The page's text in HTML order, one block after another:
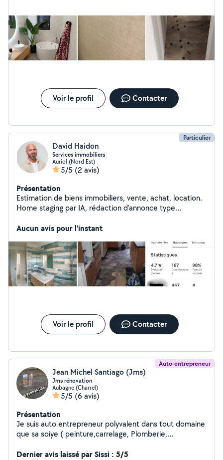
Voir le profil Contacter
Particulier
David Haidon
Services immobiliers
Auriol (Nord Est)
5/5 (2 avis)
Présentation
Estimation de biens immobiliers, vente, achat, location.
Home staging par IA, rédaction d'annonce type
Aucun avis pour l'instant
Voir le profil Contacter
Auto-entrepreneur
Jean Michel Santiago (Jms)
Jms rénovation
Aubagne (Charrel)
5/5 (6 avis)
Présentation
Je suis auto entrepreneur polyvalent dans tout domaine
que sa soiye ( peinture,carrelage, Plomberie,
et bien d'autres choses je vous propose mes services si
Dernier avis laissé par Sissi : 5/5